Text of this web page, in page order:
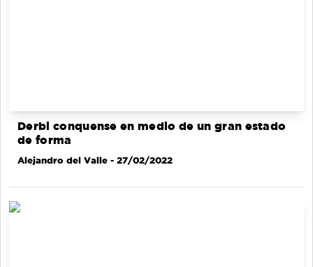
Derbi conquense en medio de un gran estado
de forma
Alejandro del Valle - 27/02/2022